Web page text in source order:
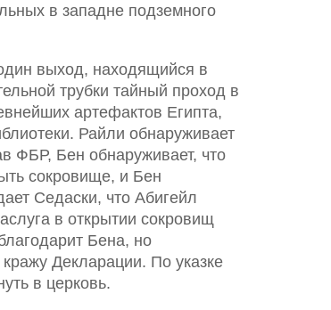
в западне подземного
выход, находящийся в
трубки тайный проход в
артефактов Египта,
Райли обнаруживает
ФБР, Бен обнаруживает, что
сокровище, и Бен
Седаски, что Абигейл
в открытии сокровищ
Бена, но
кражу Декларации. По указке
в церковь.